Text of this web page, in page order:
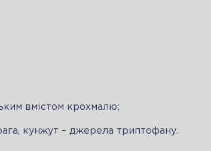
вмістом крохмалю;
кунжут – джерела триптофану.